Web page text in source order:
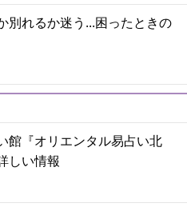
別れるか迷う...困ったときの
館『オリエンタル易占い北
しい情報